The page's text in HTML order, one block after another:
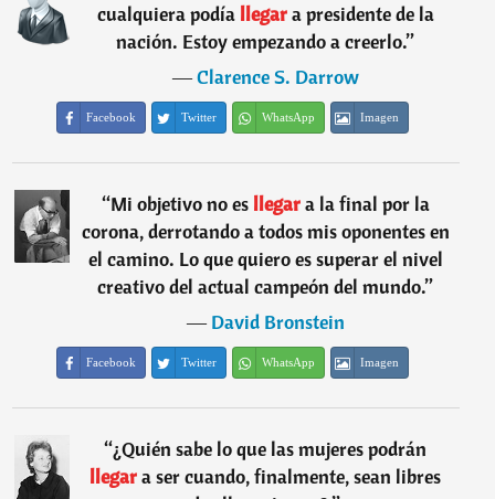
cualquiera podíallegara presidente de la
nación. Estoy empezando a creerlo.”
―Clarence S. Darrow
Facebook Twitter WhatsApp Imagen
“Mi objetivo no esllegara la final por la
corona, derrotando a todos mis oponentes en
el camino. Lo que quiero es superar el nivel
creativo del actual campeón del mundo.”
―David Bronstein
Facebook Twitter WhatsApp Imagen
“¿Quién sabe lo que las mujeres podrán
llegara ser cuando, finalmente, sean libres